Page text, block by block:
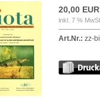
20,00 EUR
inkl. 7 %
Art.Nr.: zz-